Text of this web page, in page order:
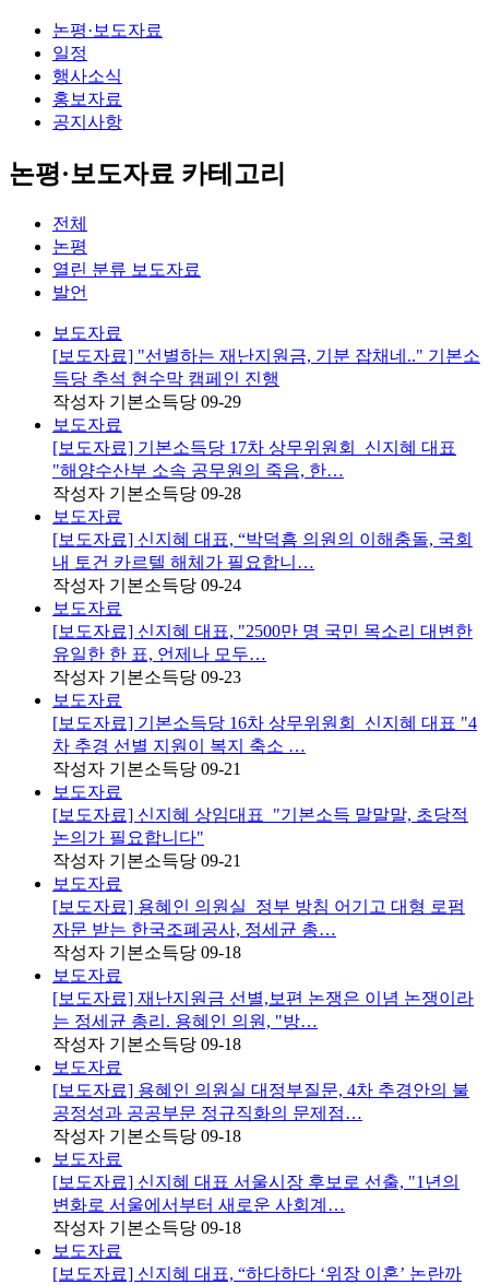
논평·보도자료
일정
행사소식
홍보자료
공지사항
논평·보도자료 카테고리
전체
논평
열린 분류 보도자료
발언
보도자료
[보도자료] "선별하는 재난지원금, 기분 잡채네.." 기본소
득당 추석 현수막 캠페인 진행
작성자 기본소득당 09-29
보도자료
[보도자료] 기본소득당 17차 상무위원회_신지혜 대표
"해양수산부 소속 공무원의 죽음, 한…
작성자 기본소득당 09-28
보도자료
[보도자료] 신지혜 대표, “박덕흠 의원의 이해충돌, 국회
내 토건 카르텔 해체가 필요합니…
작성자 기본소득당 09-24
보도자료
[보도자료] 신지혜 대표, "2500만 명 국민 목소리 대변한
유일한 한 표, 언제나 모두…
작성자 기본소득당 09-23
보도자료
[보도자료] 기본소득당 16차 상무위원회_신지혜 대표 "4
차 추경 선별 지원이 복지 축소 …
작성자 기본소득당 09-21
보도자료
[보도자료] 신지혜 상임대표_"기본소득 말말말, 초당적
논의가 필요합니다"
작성자 기본소득당 09-21
보도자료
[보도자료] 용혜인 의원실_정부 방침 어기고 대형 로펌
자문 받는 한국조폐공사, 정세균 총…
작성자 기본소득당 09-18
보도자료
[보도자료] 재난지원금 선별,보편 논쟁은 이념 논쟁이라
는 정세균 총리. 용혜인 의원, "방…
작성자 기본소득당 09-18
보도자료
[보도자료] 용혜인 의원실 대정부질문, 4차 추경안의 불
공정성과 공공부문 정규직화의 문제점…
작성자 기본소득당 09-18
보도자료
[보도자료] 신지혜 대표 서울시장 후보로 선출, "1년의
변화로 서울에서부터 새로운 사회계…
작성자 기본소득당 09-18
보도자료
[보도자료] 신지혜 대표, “하다하다 ‘위장 이혼’ 논란까